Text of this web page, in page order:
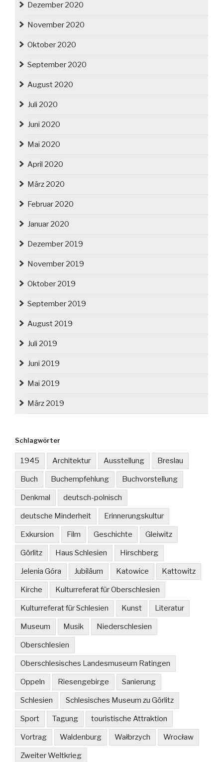
Dezember 2020
November 2020
Oktober 2020
September 2020
August 2020
Juli 2020
Juni 2020
Mai 2020
April 2020
März 2020
Februar 2020
Januar 2020
Dezember 2019
November 2019
Oktober 2019
September 2019
August 2019
Juli 2019
Juni 2019
Mai 2019
März 2019
Schlagwörter
1945 Architektur Ausstellung Breslau
Buch Buchempfehlung Buchvorstellung
Denkmal deutsch-polnisch
deutsche Minderheit Erinnerungskultur
Exkursion Film Geschichte Gleiwitz
Görlitz Haus Schlesien Hirschberg
Jelenia Góra Jubiläum Katowice Kattowitz
Kirche Kulturreferat für Oberschlesien
Kulturreferat für Schlesien Kunst Literatur
Museum Musik Niederschlesien
Oberschlesien
Oberschlesisches Landesmuseum Ratingen
Oppeln Riesengebirge Sanierung
Schlesien Schlesisches Museum zu Görlitz
Sport Tagung touristische Attraktion
Vortrag Waldenburg Wałbrzych Wrocław
Zweiter Weltkrieg